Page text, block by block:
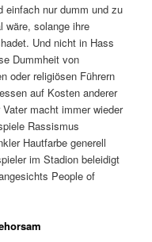
einfach nur dumm und zu
wäre, solange ihre
Und nicht in Hass
Dummheit von
oder religiösen Führern
auf Kosten anderer
macht immer wieder
Rassismus
Hautfarbe generell
im Stadion beleidigt
People of